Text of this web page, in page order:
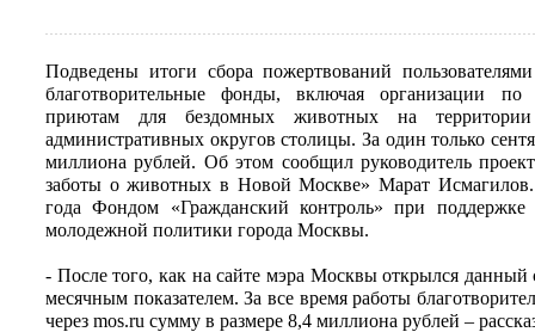
Подведены итоги сбора пожертвований
благотворительные фонды, включая организации
приютам для бездомных животных на
административных округов столицы. За один только
миллиона рублей. Об этом сообщил руководитель
заботы о животных в Новой Москве» Марат Исмагилов.
года Фондом «Гражданский контроль» при
молодежной политики города Москвы.
- После того, как на сайте мэра Москвы открылся данный
месячным показателем. За все время работы
через mos.ru сумму в размере 8,4 миллиона рублей –